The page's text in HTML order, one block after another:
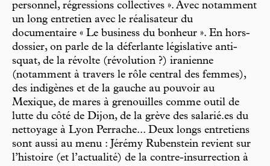
personnel, régressions collectives ». Avec notamment
un long entretien avec le réalisateur du
documentaire « Le business du bonheur ». En hors-
dossier, on parle de la déferlante législative anti-
squat, de la révolte (révolution ?) iranienne
(notamment à travers le rôle central des femmes),
des indigènes et de la gauche au pouvoir au
Mexique, de mares à grenouilles comme outil de
lutte du côté de Dijon, de la grève des salarié.es du
nettoyage à Lyon Perrache... Deux longs entretiens
sont aussi au menu : Jérémy Rubenstein revient sur
l’histoire (et l’actualité) de la contre-insurrection à